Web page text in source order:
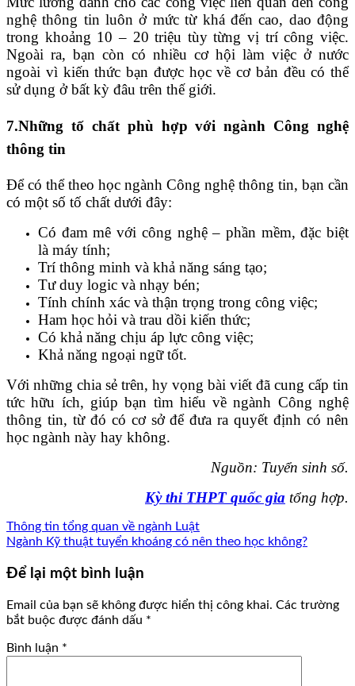
nghệ thông tin luôn ở mức từ khá đến cao, dao động
trong khoảng 10 – 20 triệu tùy từng vị trí công việc.
Ngoài ra, bạn còn có nhiều cơ hội làm việc ở nước
ngoài vì kiến thức bạn được học về cơ bản đều có thể
sử dụng ở bất kỳ đâu trên thế giới.
7.Những tố chất phù hợp với ngành Công nghệ
thông tin
Để có thể theo học ngành Công nghệ thông tin, bạn cần
có một số tố chất dưới đây:
Có đam mê với công nghệ – phần mềm, đặc biệt
là máy tính;
Trí thông minh và khả năng sáng tạo;
Tư duy logic và nhạy bén;
Tính chính xác và thận trọng trong công việc;
Ham học hỏi và trau dồi kiến thức;
Có khả năng chịu áp lực công việc;
Khả năng ngoại ngữ tốt.
Với những chia sẻ trên, hy vọng bài viết đã cung cấp tin
tức hữu ích, giúp bạn tìm hiểu về ngành Công nghệ
thông tin, từ đó có cơ sở để đưa ra quyết định có nên
học ngành này hay không.
Nguồn: Tuyển sinh số.
Kỳ thi THPT quốc gia tổng hợp.
Thông tin tổng quan về ngành Luật
Ngành Kỹ thuật tuyển khoáng có nên theo học không?
Để lại một bình luận
Email của bạn sẽ không được hiển thị công khai. Các trường
bắt buộc được đánh dấu *
Bình luận *